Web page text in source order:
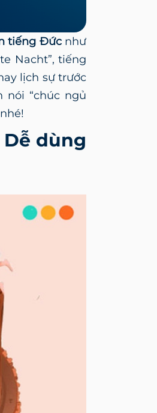
tiếng Đứcnhư
Nacht”, tiếng
lịch sự trước
“chúc ngủ
Dễ dùng